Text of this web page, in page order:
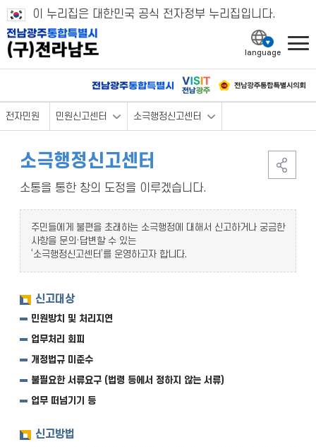
이 누리집은 대한민국 공식 전자정부 누리집입니다.
전자민원 민원신고센터 소극행정신고센터
소극행정신고센터
소통을 통한 창의 도정을 이루겠습니다.
주민들에게 불편을 초래하는 소극행정에 대해서 신고하거나 궁금한
사항을 문의·답변할 수 있는
‘소극행정신고센터’를 운영하고자 합니다.
신고대상
민원방치 및 처리지연
업무처리 회피
개정법규 미준수
불필요한 서류요구 (법령 등에서 정하지 않는 서류)
업무 떠넘기기 등
신고방법